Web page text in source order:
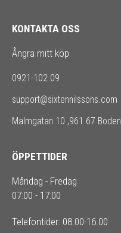
KONTAKTA OSS
Ångra mitt köp
0921-102 09
support@sixtennilssons.com
Malmgatan 10 ,961 67 Boden
ÖPPETTIDER
Måndag - Fredag
07:00 - 17:00
Telefontider: 08.00-16.00